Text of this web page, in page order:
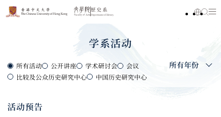
学系活动
所有活动 公开讲座 学术研讨会
会议
比较及公众历史研究中心
中国历史研究中心
所有年份
活动预告